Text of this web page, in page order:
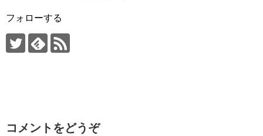
フォローする
コメントをどうぞ